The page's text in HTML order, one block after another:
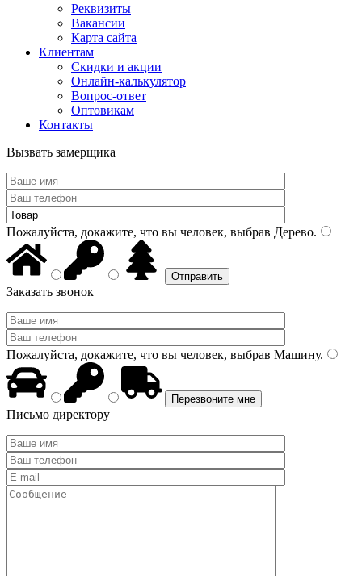
Реквизиты
Вакансии
Карта сайта
Клиентам
Скидки и акции
Онлайн-калькулятор
Вопрос-ответ
Оптовикам
Контакты
Вызвать замерщика
Пожалуйста, докажите, что вы человек, выбрав Дерево.
Заказать звонок
Пожалуйста, докажите, что вы человек, выбрав Машину.
Письмо директору